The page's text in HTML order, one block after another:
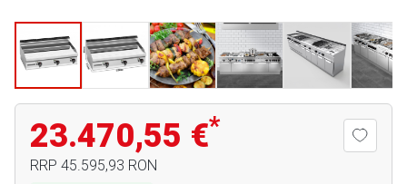
23.470,55 €*
RRP 45.595,93 RON